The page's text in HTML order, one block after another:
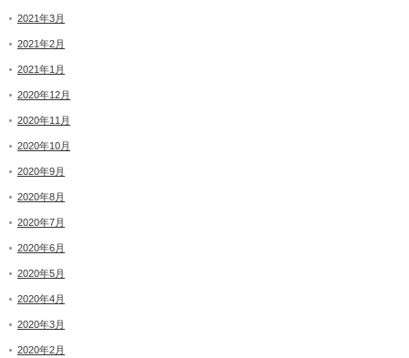
2021年3月
2021年2月
2021年1月
2020年12月
2020年11月
2020年10月
2020年9月
2020年8月
2020年7月
2020年6月
2020年5月
2020年4月
2020年3月
2020年2月